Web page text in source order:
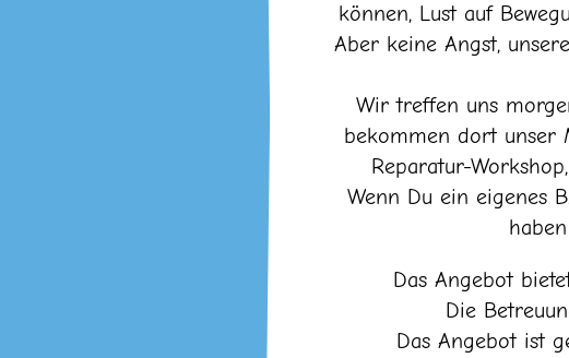
können, Lust auf
Aber keine Angst,
Wir treffen uns
bekommen dort unser
Reparatur-
Wenn Du ein eigenes
Das Angebot
Die
Das Angebot ist